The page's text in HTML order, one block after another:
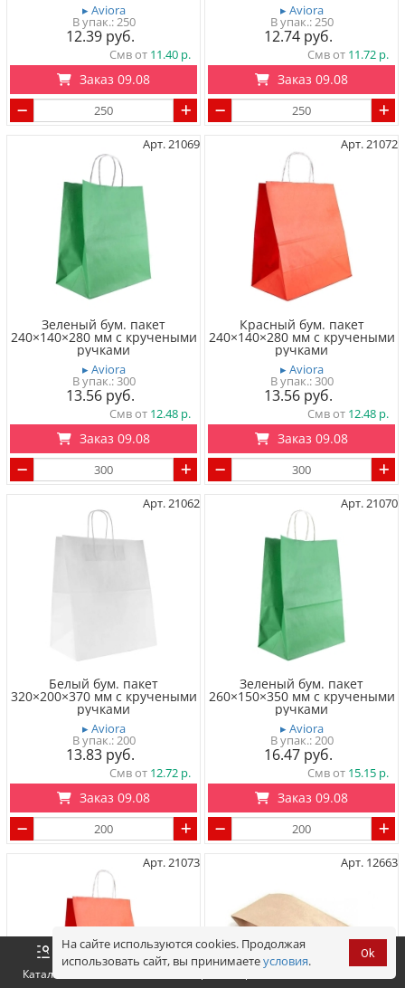
▸ Aviora
250
12.39
Смв от 11.40
Заказ 09.08
▸ Aviora
250
12.74
Смв от 11.72
Заказ 09.08
Арт. 21069
Зеленый бум. пакет
240×140×280 мм с кручеными
ручками
▸ Aviora
300
13.56
Смв от 12.48
Заказ 09.08
Арт. 21072
Красный бум. пакет
240×140×280 мм с кручеными
ручками
▸ Aviora
300
13.56
Смв от 12.48
Заказ 09.08
Арт. 21062
Белый бум. пакет
320×200×370 мм с кручеными
ручками
▸ Aviora
200
13.83
Смв от 12.72
Заказ 09.08
Арт. 21070
Зеленый бум. пакет
260×150×350 мм с кручеными
ручками
▸ Aviora
200
16.47
Смв от 15.15
Заказ 09.08
Арт. 21073 Арт. 12663
Каталог Корзина
Оформить
На сайте используются cookies. Продолжая
использовать сайт, вы принимаетеусловия. Ok